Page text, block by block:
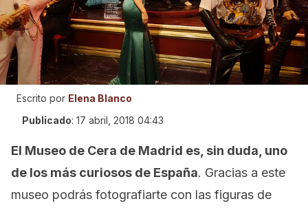
Escrito por Elena Blanco
Publicado: 17 abril, 2018 04:43
El Museo de Cera de Madrid es, sin duda, uno
de los más curiosos de España. Gracias a este
museo podrás fotografiarte con las figuras de